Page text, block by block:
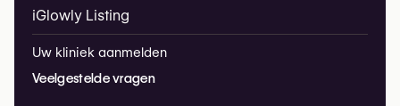
iGlowly Listing
Uw kliniek aanmelden
Veelgestelde vragen